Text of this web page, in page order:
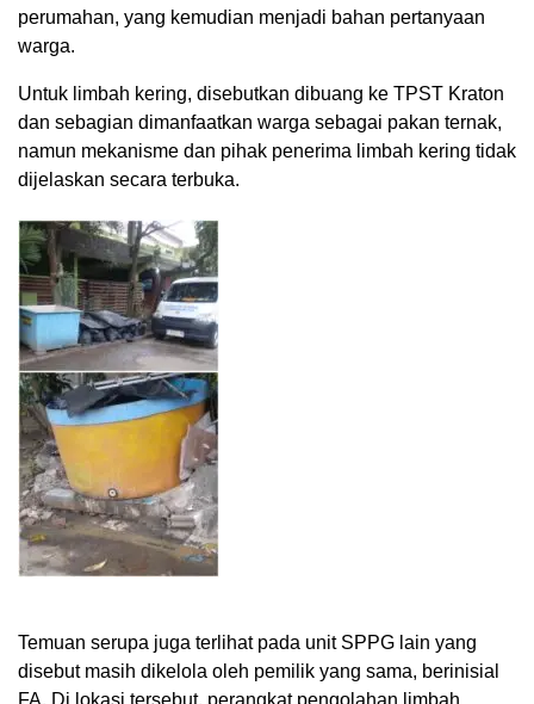
perumahan, yang kemudian menjadi bahan pertanyaan
warga.
Untuk limbah kering, disebutkan dibuang ke TPST Kraton
dan sebagian dimanfaatkan warga sebagai pakan ternak,
namun mekanisme dan pihak penerima limbah kering tidak
dijelaskan secara terbuka.
Temuan serupa juga terlihat pada unit SPPG lain yang
disebut masih dikelola oleh pemilik yang sama, berinisial